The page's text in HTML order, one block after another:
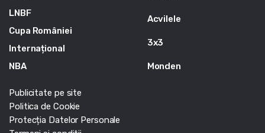
LNBF
Cupa României
Internațional
NBA
Acvilele
3x3
Monden
Publicitate pe site
Politica de Cookie
Protecția Datelor Personale